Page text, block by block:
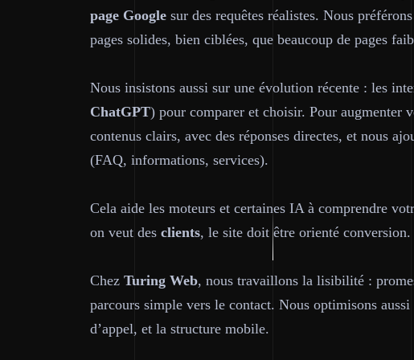
page Google sur des requêtes réalistes. Nous
pages solides, bien ciblées, que beaucoup de pages
Nous insistons aussi sur une évolution récente : les
ChatGPT) pour comparer et choisir. Pour augmenter
contenus clairs, avec des réponses directes, et nous
(FAQ, informations, services).
Cela aide les moteurs et certaines IA à comprendre
on veut des clients, le site doit être orienté conversion.
Chez Turing Web, nous travaillons la lisibilité :
parcours simple vers le contact. Nous optimisons
d’appel, et la structure mobile.